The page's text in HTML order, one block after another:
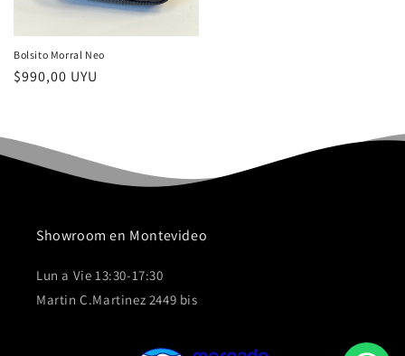
Bolsito Morral Neo
Precio
$990,00 UYU
Showroom en Montevideo
Lun a Vie 13:30-17:30
Martin C.Martinez 2449 bis